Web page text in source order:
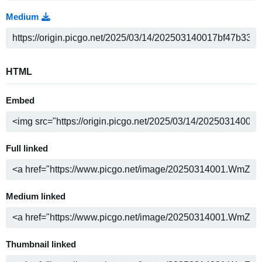
Medium
HTML
Embed
Full linked
Medium linked
Thumbnail linked